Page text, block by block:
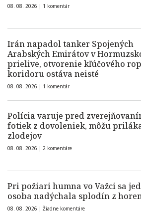
08. 08. 2026 | 1 komentár
Irán napadol tanker Spojených
Arabských Emirátov v
prielive, otvorenie kľúčového
koridoru ostáva neisté
08. 08. 2026 | 1 komentár
Polícia varuje pred
fotiek z dovoleniek, môžu
zlodejov
08. 08. 2026 | 2 komentáre
Pri požiari humna vo Važci sa
osoba nadýchala splodín z
08. 08. 2026 | Žiadne komentáre